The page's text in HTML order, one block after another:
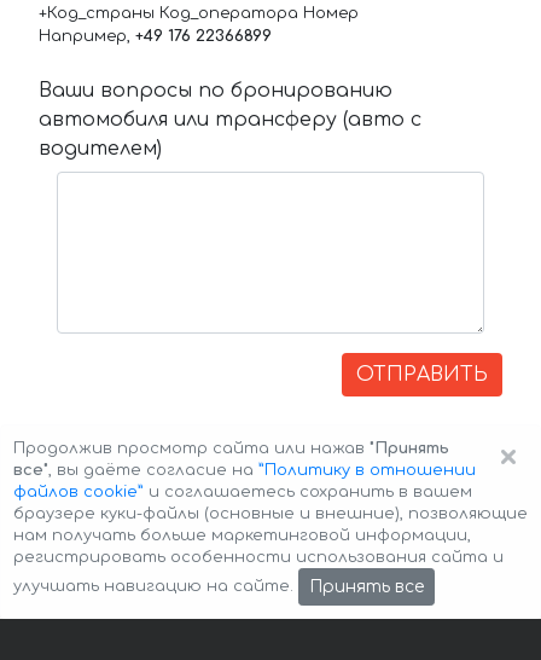
+Код_страны Код_оператора Номер
Например, +49 176 22366899
Ваши вопросы по бронированию
автомобиля или трансферу (авто с
водителем)
ОТПРАВИТЬ
Авторские права © 2026 Авто-Аренда Cookie Policy
×
Продолжив просмотр сайта или нажав "Принять
все", вы даёте согласие на ”Политику в отношении
файлов cookie” и соглашаетесь сохранить в вашем
браузере куки-файлы (основные и внешние), позволяющие
нам получать больше маркетинговой информации,
регистрировать особенности использования сайта и
улучшать навигацию на сайте.
Принять все